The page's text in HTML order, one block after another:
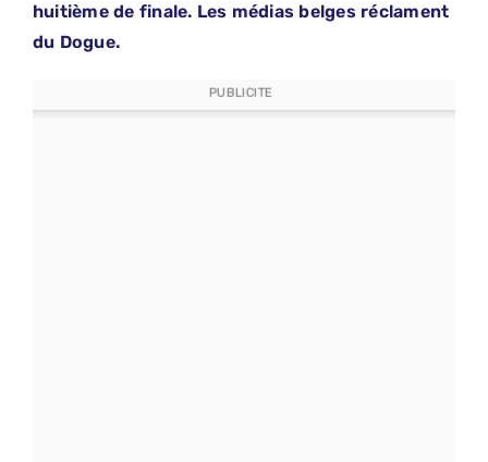
huitième de finale. Les médias belges réclament
du Dogue.
PUBLICITE